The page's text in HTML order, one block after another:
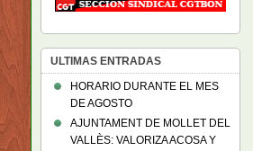
ULTIMAS ENTRADAS
HORARIO DURANTE EL MES
DE AGOSTO
AJUNTAMENT DE MOLLET DEL
VALLÈS: VALORIZA ACOSA Y